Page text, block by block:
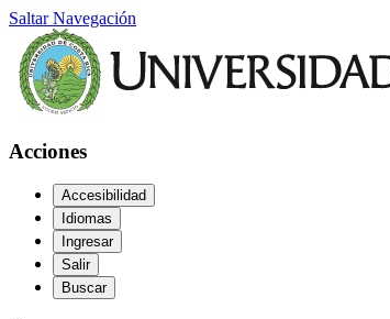
Saltar Navegación
Acciones
Accesibilidad
Idiomas
Ingresar
Salir
Buscar